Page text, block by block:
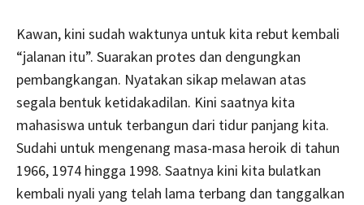
Kawan, kini sudah waktunya untuk kita rebut kembali
“jalanan itu”. Suarakan protes dan dengungkan
pembangkangan. Nyatakan sikap melawan atas
segala bentuk ketidakadilan. Kini saatnya kita
mahasiswa untuk terbangun dari tidur panjang kita.
Sudahi untuk mengenang masa-masa heroik di tahun
1966, 1974 hingga 1998. Saatnya kini kita bulatkan
kembali nyali yang telah lama terbang dan tanggalkan